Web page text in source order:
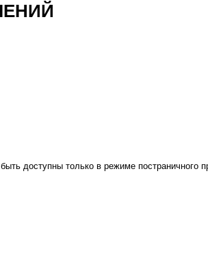
доступны только в режиме постраничного